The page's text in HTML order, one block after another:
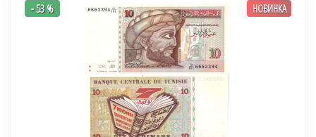
- 53 % НОВИНКА